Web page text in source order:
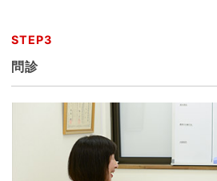
STEP3
問診